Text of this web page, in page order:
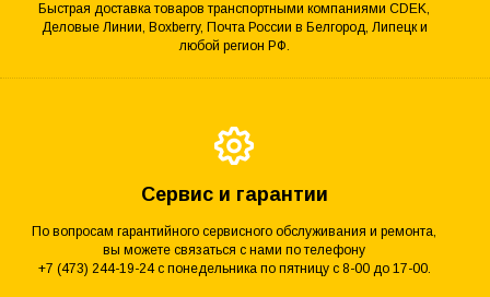
Быстрая доставка товаров транспортными компаниями CDEK,
Деловые Линии, Boxberry, Почта России в Белгород, Липецк и
любой регион РФ.
Сервис и гарантии
По вопросам гарантийного сервисного обслуживания и ремонта,
вы можете связаться с нами по телефону
+7 (473) 244-19-24 с понедельника по пятницу с 8-00 до 17-00.